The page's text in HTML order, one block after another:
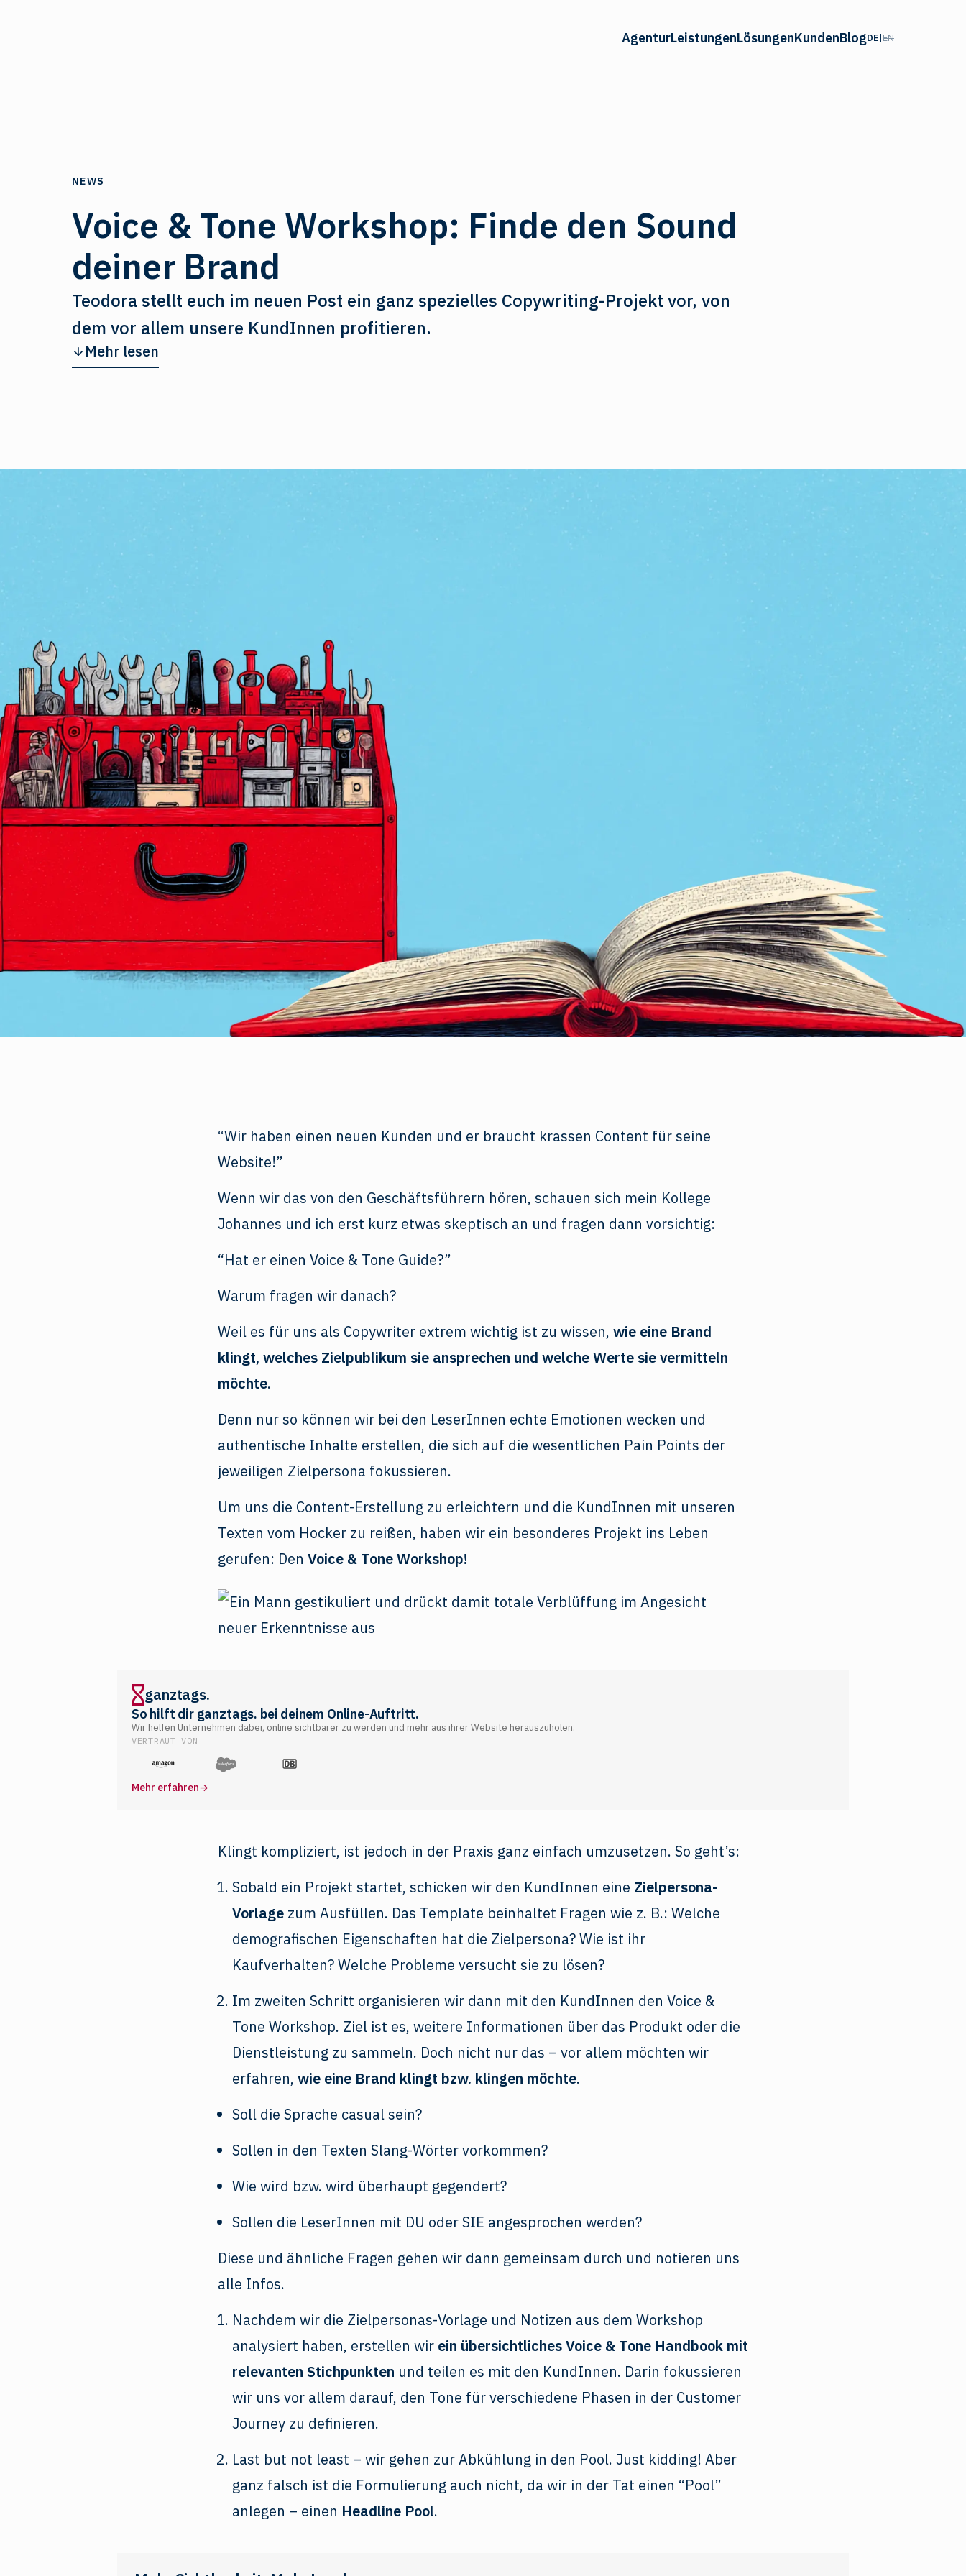
AgenturLeistungenLösungenKundenBlogDE|EN
NEWS
Voice & Tone Workshop: Finde den Sound
deiner Brand
Teodora stellt euch im neuen Post ein ganz spezielles Copywriting-Projekt vor, von
dem vor allem unsere KundInnen profitieren.
Mehr lesen
“Wir haben einen neuen Kunden und er braucht krassen Content für seine
Website!”
Wenn wir das von den Geschäftsführern hören, schauen sich mein Kollege
Johannes und ich erst kurz etwas skeptisch an und fragen dann vorsichtig:
“Hat er einen Voice & Tone Guide?”
Warum fragen wir danach?
Weil es für uns als Copywriter extrem wichtig ist zu wissen, wie eine Brand
klingt, welches Zielpublikum sie ansprechen und welche Werte sie vermitteln
möchte.
Denn nur so können wir bei den LeserInnen echte Emotionen wecken und
authentische Inhalte erstellen, die sich auf die wesentlichen Pain Points der
jeweiligen Zielpersona fokussieren.
Um uns die Content-Erstellung zu erleichtern und die KundInnen mit unseren
Texten vom Hocker zu reißen, haben wir ein besonderes Projekt ins Leben
gerufen: Den Voice & Tone Workshop!
ganztags.
So hilft dir ganztags. bei deinem Online-Auftritt.
Wir helfen Unternehmen dabei, online sichtbarer zu werden und mehr aus ihrer Website herauszuholen.
VERTRAUT VON
Mehr erfahren→
Klingt kompliziert, ist jedoch in der Praxis ganz einfach umzusetzen. So geht’s:
Sobald ein Projekt startet, schicken wir den KundInnen eine Zielpersona-
Vorlage zum Ausfüllen. Das Template beinhaltet Fragen wie z. B.: Welche
demografischen Eigenschaften hat die Zielpersona? Wie ist ihr
Kaufverhalten? Welche Probleme versucht sie zu lösen?
Im zweiten Schritt organisieren wir dann mit den KundInnen den Voice &
Tone Workshop. Ziel ist es, weitere Informationen über das Produkt oder die
Dienstleistung zu sammeln. Doch nicht nur das – vor allem möchten wir
erfahren, wie eine Brand klingt bzw. klingen möchte.
Soll die Sprache casual sein?
Sollen in den Texten Slang-Wörter vorkommen?
Wie wird bzw. wird überhaupt gegendert?
Sollen die LeserInnen mit DU oder SIE angesprochen werden?
Diese und ähnliche Fragen gehen wir dann gemeinsam durch und notieren uns
alle Infos.
Nachdem wir die Zielpersonas-Vorlage und Notizen aus dem Workshop
analysiert haben, erstellen wir ein übersichtliches Voice & Tone Handbook mit
relevanten Stichpunkten und teilen es mit den KundInnen. Darin fokussieren
wir uns vor allem darauf, den Tone für verschiedene Phasen in der Customer
Journey zu definieren.
Last but not least – wir gehen zur Abkühlung in den Pool. Just kidding! Aber
ganz falsch ist die Formulierung auch nicht, da wir in der Tat einen “Pool”
anlegen – einen Headline Pool.